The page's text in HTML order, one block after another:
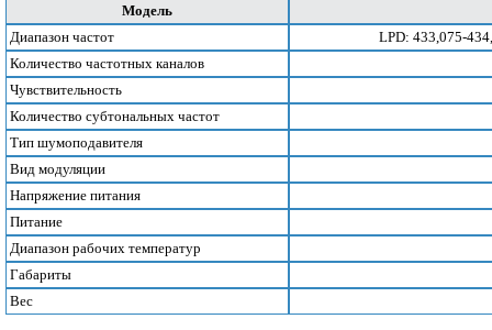
Модель
Диапазон частот
LPD: 433,075-
Количество частотных каналов
Чувствительность
Количество субтональных частот
Тип шумоподавителя
Вид модуляции
Напряжение питания
Питание
Диапазон рабочих температур
Габариты
Вес